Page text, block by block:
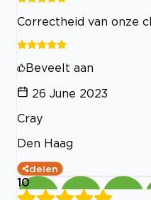
Correctheid van onze
Beveelt aan
26 June 2023
Cray
Den Haag
delen
10